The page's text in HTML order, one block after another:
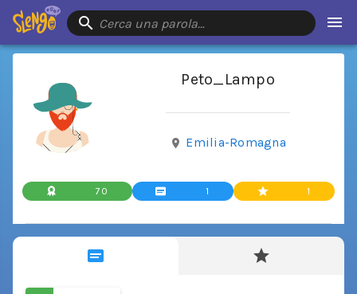
Cerca una parola…
Peto_Lampo
Emilia-Romagna
70 1 1